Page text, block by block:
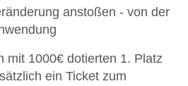
anstoßen - von der
mit 1000€ dotierten 1. Platz
ein Ticket zum